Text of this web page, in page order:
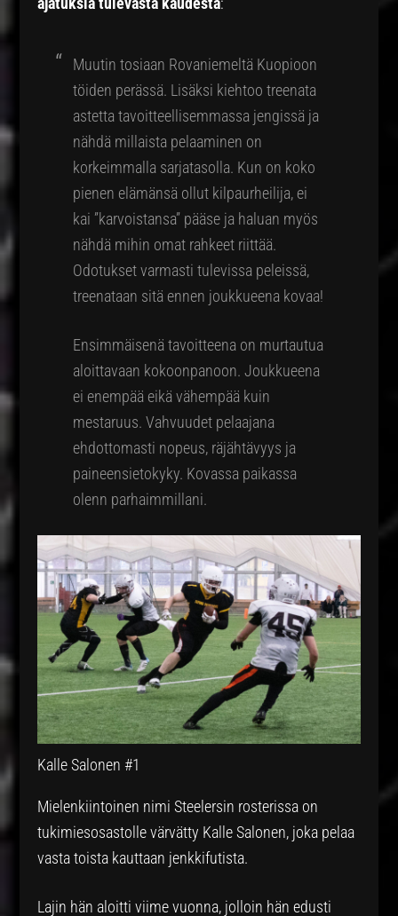
Muutin tosiaan Rovaniemeltä Kuopioon
töiden perässä. Lisäksi kiehtoo treenata
astetta tavoitteellisemmassa jengissä ja
nähdä millaista pelaaminen on
korkeimmalla sarjatasolla. Kun on koko
pienen elämänsä ollut kilpaurheilija, ei
kai ”karvoistansa” pääse ja haluan myös
nähdä mihin omat rahkeet riittää.
Odotukset varmasti tulevissa peleissä,
treenataan sitä ennen joukkueena kovaa!
Ensimmäisenä tavoitteena on murtautua
aloittavaan kokoonpanoon. Joukkueena
ei enempää eikä vähempää kuin
mestaruus. Vahvuudet pelaajana
ehdottomasti nopeus, räjähtävyys ja
paineensietokyky. Kovassa paikassa
olenn parhaimmillani.
Kalle Salonen #1
Mielenkiintoinen nimi Steelersin rosterissa on
tukimiesosastolle värvätty Kalle Salonen, joka pelaa
vasta toista kauttaan jenkkifutista.
Lajin hän aloitti viime vuonna, jolloin hän edusti